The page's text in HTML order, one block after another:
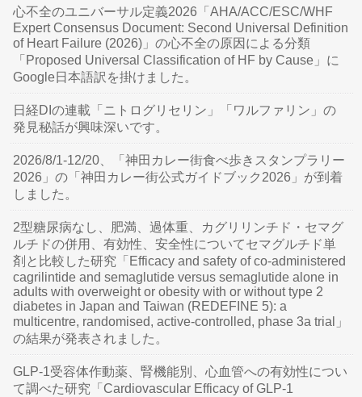
心不全のユニバーサル定義2026「AHA/ACC/ESC/WHF
Expert Consensus Document: Second Universal Definition
of Heart Failure (2026)」の心不全の原因による分類
「Proposed Universal Classification of HF by Cause」に
Google日本語訳を掛けました。
日経DIの連載「ニトログリセリン」「ワルファリン」の
発見秘話が興味深いです。
2026/8/1-12/20、「神田カレー街食べ歩きスタンプラリー
2026」の「神田カレー街公式ガイドブック2026」が到着
しました。
2型糖尿病なし、肥満、過体重、カグリリンチド・セマグ
ルチドの併用、有効性、安全性についてセマグルチド単
剤と比較した研究「Efficacy and safety of co-administered
cagrilintide and semaglutide versus semaglutide alone in
adults with overweight or obesity with or without type 2
diabetes in Japan and Taiwan (REDEFINE 5): a
multicentre, randomised, active-controlled, phase 3a trial」
の結果が発表されました。
GLP-1受容体作動薬、腎機能別、心血管への有効性につい
て調べた研究「Cardiovascular Efficacy of GLP-1